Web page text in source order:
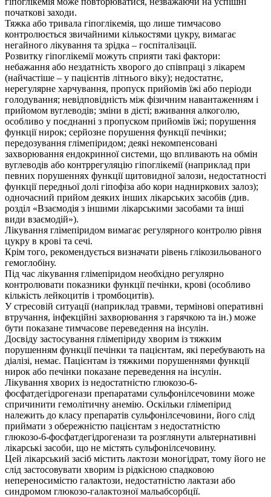
початкові заходи.
Тяжка або тривала гіпоглікемія, що лише тимчасово
контролюється звичайними кількостями цукру, вимагає
негайного лікування та зрідка – госпіталізації.
Розвитку гіпоглікемії можуть сприяти такі фактори:
небажання або нездатність хворого до співпраці з лікарем
(найчастіше – у пацієнтів літнього віку); недостатнє,
нерегулярне харчування, пропуск прийомів їжі або періоди
голодування; невідповідність між фізичним навантаженням і
прийомом вуглеводів; зміни в дієті; вживання алкоголю,
особливо у поєднанні з пропуском прийомів їжі; порушення
функції нирок; серйозне порушення функції печінки;
передозування глімепіридом; деякі некомпенсовані
захворювання ендокринної системи, що впливають на обмін
вуглеводів або контррегуляцію гіпоглікемії (наприклад при
певних порушеннях функції щитовидної залози, недостатності
функції передньої долі гіпофіза або кори надниркових залоз);
одночасний прийом деяких інших лікарських засобів (див.
розділ «Взаємодія з іншими лікарськими засобами та інші
види взаємодій»).
Лікування глімепіридом вимагає регулярного контролю рівня
цукру в крові та сечі.
Крім того, рекомендується визначати рівень глікозильованого
гемоглобіну.
Під час лікування глімепіридом необхідно регулярно
контролювати показники функції печінки, крові (особливо
кількість лейкоцитів і тромбоцитів).
У стресовій ситуації (наприклад травми, термінові оперативні
втручання, інфекційні захворювання з гарячкою та ін.) може
бути показане тимчасове переведення на інсулін.
Досвіду застосування глімепіриду хворим із тяжким
порушенням функції печінки та пацієнтам, які перебувають на
діалізі, немає. Пацієнтам із тяжкими порушеннями функції
нирок або печінки показане переведення на інсулін.
Лікування хворих із недостатністю глюкозо-6-
фосфатдегідрогенази препаратами сульфонілсечовини може
спричинити гемолітичну анемію. Оскільки глімепірид
належить до класу препаратів сульфонілсечовини, його слід
приймати з обережністю пацієнтам з недостатністю
глюкозо-6-фосфатдегідрогенази та розглянути альтернативні
лікарські засоби, що не містять сульфонілсечовину.
Цей лікарський засіб містить лактози моногідрат, тому його не
слід застосовувати хворим із рідкісною спадковою
непереносимістю галактози, недостатністю лактази або
синдромом глюкозо-галактозної мальабсорбції.